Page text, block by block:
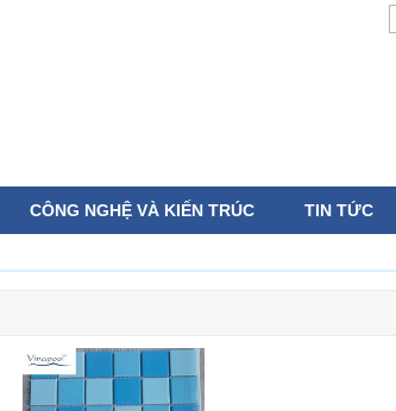
CÔNG NGHỆ VÀ KIẾN TRÚC TIN TỨC